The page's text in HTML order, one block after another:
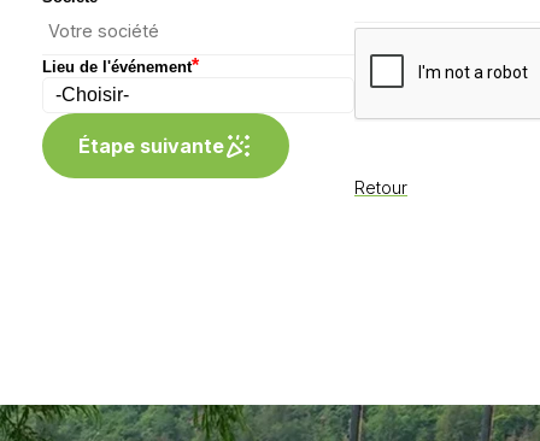
Lieu de l'événement*
Étape suivante
Retour